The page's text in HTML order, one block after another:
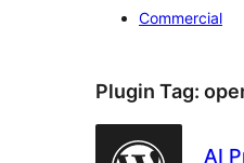
Commercial
Plugin Tag:
AI